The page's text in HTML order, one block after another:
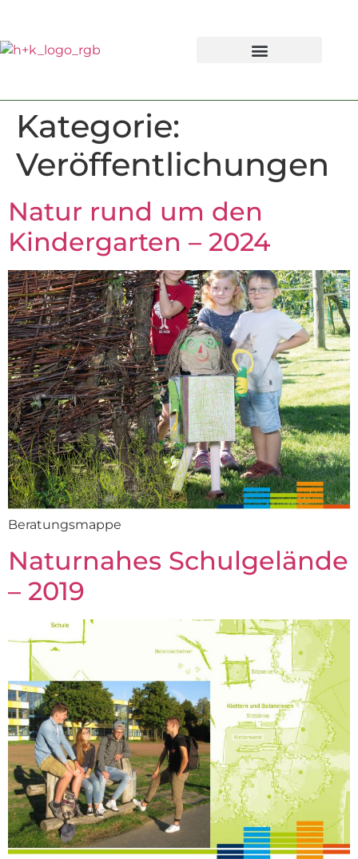
Kategorie:
Veröffentlichungen
Natur rund um den
Kindergarten – 2024
Beratungsmappe
Naturnahes Schulgelände
– 2019